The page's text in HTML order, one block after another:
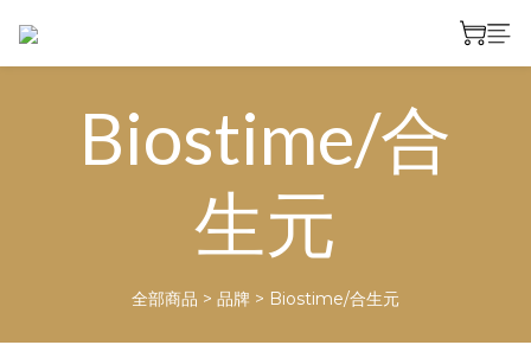
Biostime/合
生元
全部商品 > 品牌 > Biostime/合生元